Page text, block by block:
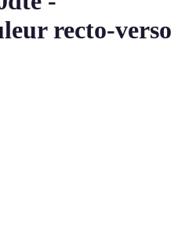
recto-verso